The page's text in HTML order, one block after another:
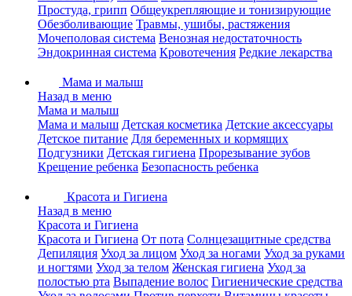
Простуда, грипп Общеукрепляющие и тонизирующие
Обезболивающие Травмы, ушибы, растяжения
Мочеполовая система Венозная недостаточность
Эндокринная система Кровотечения Редкие лекарства
Мама и малыш
Назад в меню
Мама и малыш
Мама и малыш Детская косметика Детские аксессуары
Детское питание Для беременных и кормящих
Подгузники Детская гигиена Прорезывание зубов
Крещение ребенка Безопасность ребенка
Красота и Гигиена
Назад в меню
Красота и Гигиена
Красота и Гигиена От пота Солнцезащитные средства
Депиляция Уход за лицом Уход за ногами Уход за руками
и ногтями Уход за телом Женская гигиена Уход за
полостью рта Выпадение волос Гигиенические средства